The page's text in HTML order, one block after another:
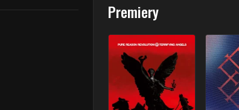
Premiery